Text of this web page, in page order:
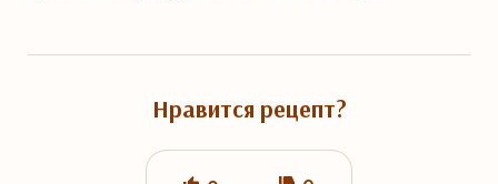
Нравится рецепт?